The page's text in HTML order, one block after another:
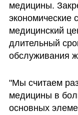
медицины.
экономические
медицинский
длительный
обслуживания
"Мы считаем
медицины в
основных